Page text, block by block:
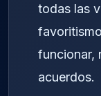
todas las
funcionar,
acuerdos.